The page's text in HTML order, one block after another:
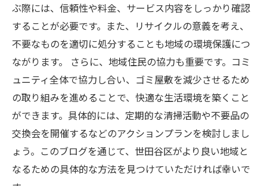
ぶ際には、信頼性や料金、サービス内容をしっかり確認
することが必要です。また、リサイクルの意義を考え、
不要なものを適切に処分することも地域の環境保護につ
ながります。 さらに、地域住民の協力も重要です。コミ
ュニティ全体で協力し合い、ゴミ屋敷を減少させるため
の取り組みを進めることで、快適な生活環境を築くこと
ができます。具体的には、定期的な清掃活動や不要品の
交換会を開催するなどのアクションプランを検討しまし
ょう。このブログを通じて、世田谷区がより良い地域と
なるための具体的な方法を見つけていただければ幸いで